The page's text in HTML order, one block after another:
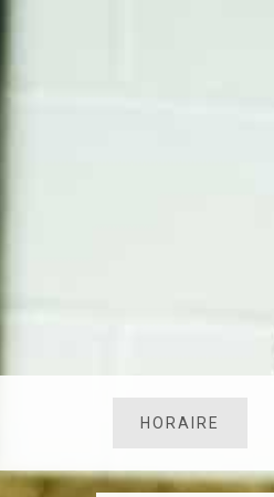
HORAIRE